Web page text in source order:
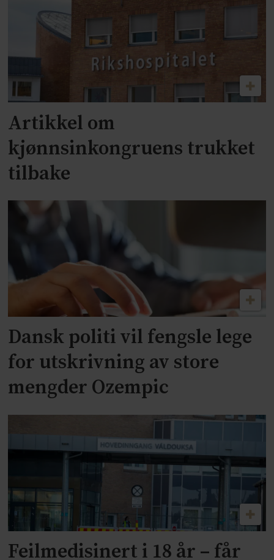
Artikkel om
kjønnsinkongruens trukket
tilbake
Dansk politi vil fengsle lege
for utskrivning av store
mengder Ozempic
Feilmedisinert i 18 år – får